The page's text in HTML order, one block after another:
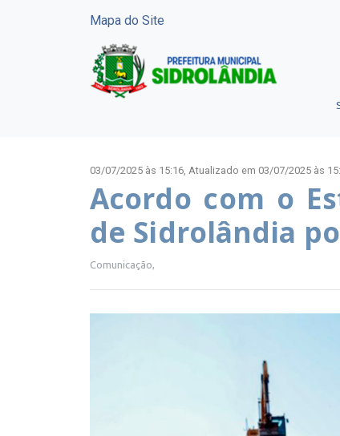
Mapa do Site
03/07/2025 às 15:16, Atualizado em 03/07/2025 às
Acordo com o
de Sidrolândia
Comunicação,